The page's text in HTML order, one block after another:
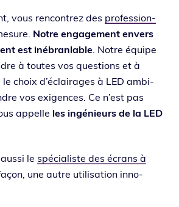
vous ren­con­trez des pro­fes­sion­
Notre enga­ge­ment envers
est inébran­lable . Notre équipe
à toutes vos ques­tions et à
choix d’é­clai­rages à LED ambi­
vos exi­gences. Ce n’est pas
appelle les ingé­nieurs de la LED
le spé­cia­liste des écrans à
une autre uti­li­sa­tion inno­